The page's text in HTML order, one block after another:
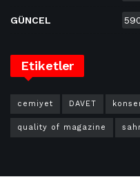
GÜNCEL
Etiketler
cemiyet DAVET
quality of magazine